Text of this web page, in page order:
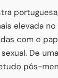
elevada
com o
De
pós-